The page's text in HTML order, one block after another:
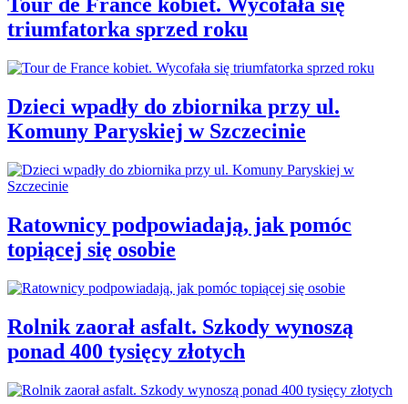
Tour de France kobiet. Wycofała się
triumfatorka sprzed roku
Dzieci wpadły do zbiornika przy ul.
Komuny Paryskiej w Szczecinie
Ratownicy podpowiadają, jak pomóc
topiącej się osobie
Rolnik zaorał asfalt. Szkody wynoszą
ponad 400 tysięcy złotych